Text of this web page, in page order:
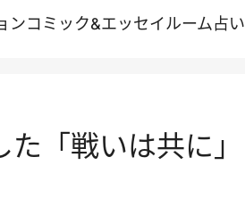
ンコミック&エッセイルーム占い
「戦いは共に」